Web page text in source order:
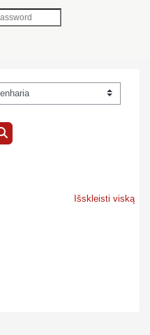
Ieškoti kursų
Išskleisti viską